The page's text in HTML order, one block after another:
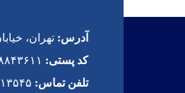
آدرس: تهران،
کد پستی:
تلفن تماس: